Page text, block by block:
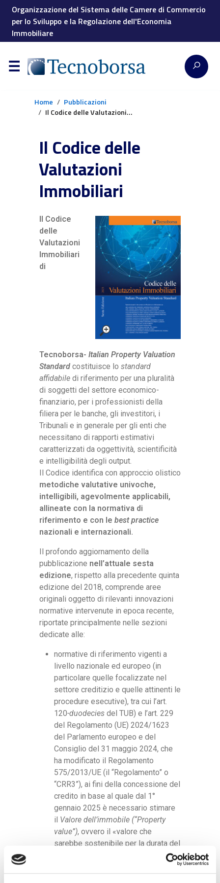
Organizzazione del Sistema delle Camere di Commercio
per lo Sviluppo e la Regolazione dell'Economia
Immobiliare
Home
Pubblicazioni
Il Codice delle Valutazioni Immobiliari
Il Codice delle
Valutazioni
Immobiliari
Il Codice
delle
Valutazioni
Immobiliari
di
Tecnoborsa- Italian Property Valuation
Standard costituisce lo standard
affidabile di riferimento per una pluralità
di soggetti del settore economico-
finanziario, per i professionisti della
filiera per le banche, gli investitori, i
Tribunali e in generale per gli enti che
necessitano di rapporti estimativi
caratterizzati da oggettività, scientificità
e intelligibilità degli output.
Il Codice identifica con approccio olistico
metodiche valutative univoche,
intelligibili, agevolmente applicabili,
allineate con la normativa di
riferimento e con le best practice
nazionali e internazionali.
Il profondo aggiornamento della
pubblicazione nell’attuale sesta
edizione, rispetto alla precedente quinta
edizione del 2018, comprende aree
originali oggetto di rilevanti innovazioni
normative intervenute in epoca recente,
riportate principalmente nelle sezioni
dedicate alle:
normative di riferimento vigenti a
livello nazionale ed europeo (in
particolare quelle focalizzate nel
settore creditizio e quelle attinenti le
procedure esecutive), tra cui l’art.
120-duodecies del TUB) e l’art. 229
del Regolamento (UE) 2024/1623
del Parlamento europeo e del
Consiglio del 31 maggio 2024, che
ha modificato il Regolamento
575/2013/UE (il “Regolamento” o
“CRR3”), ai fini della concessione del
credito in base al quale dal 1°
gennaio 2025 è necessario stimare
il Valore dell’immobile (“Property
value”), ovvero il «valore che
sarebbe sostenibile per la durata del